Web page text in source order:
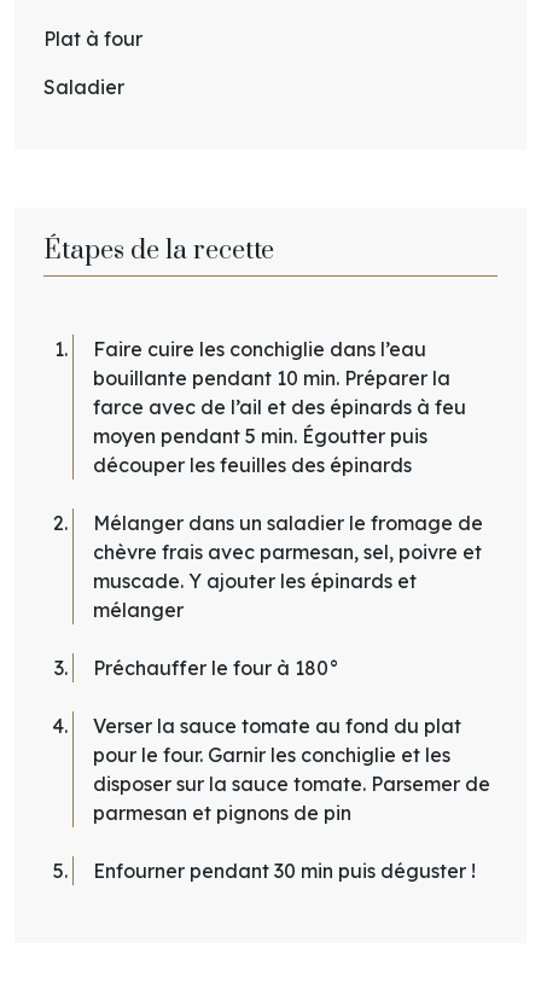
Plat à four
Saladier
Étapes de la recette
Faire cuire les conchiglie dans l’eau
bouillante pendant 10 min. Préparer la
farce avec de l’ail et des épinards à feu
moyen pendant 5 min. Égoutter puis
découper les feuilles des épinards
Mélanger dans un saladier le fromage de
chèvre frais avec parmesan, sel, poivre et
muscade. Y ajouter les épinards et
mélanger
Préchauffer le four à 180°
Verser la sauce tomate au fond du plat
pour le four. Garnir les conchiglie et les
disposer sur la sauce tomate. Parsemer de
parmesan et pignons de pin
Enfourner pendant 30 min puis déguster !